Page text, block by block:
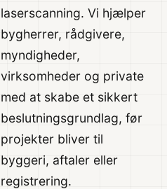
laserscanning. Vi hjælper
bygherrer, rådgivere,
myndigheder,
virksomheder og private
med at skabe et sikkert
beslutningsgrundlag, før
projekter bliver til
byggeri, aftaler eller
registrering.